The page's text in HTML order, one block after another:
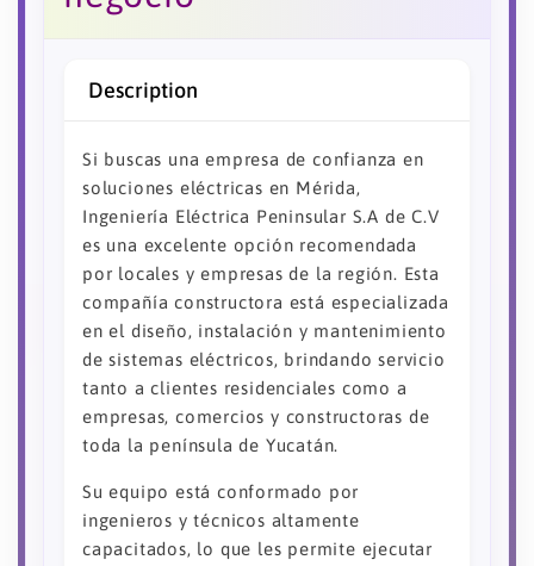
Description
Si buscas una empresa de confianza en
soluciones eléctricas en Mérida,
Ingeniería Eléctrica Peninsular S.A de C.V
es una excelente opción recomendada
por locales y empresas de la región. Esta
compañía constructora está especializada
en el diseño, instalación y mantenimiento
de sistemas eléctricos, brindando servicio
tanto a clientes residenciales como a
empresas, comercios y constructoras de
toda la península de Yucatán.
Su equipo está conformado por
ingenieros y técnicos altamente
capacitados, lo que les permite ejecutar